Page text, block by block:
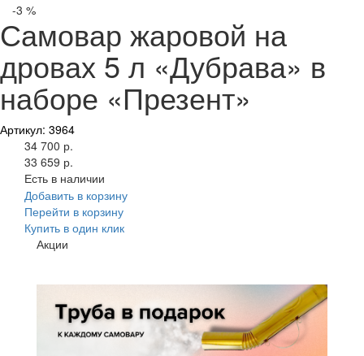
-3 %
Самовар жаровой на
дровах 5 л «Дубрава» в
наборе «Презент»
Артикул: 3964
34 700 р.
33 659 р.
Есть в наличии
Добавить в корзину
Перейти в корзину
Купить в один клик
Акции